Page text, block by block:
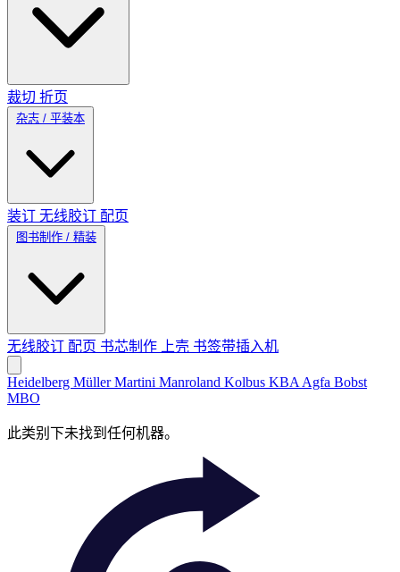
裁切 折页
杂志 / 平装本
装订 无线胶订 配页
图书制作 / 精装
无线胶订 配页 书芯制作 上壳 书签带插入机
Heidelberg Müller Martini Manroland Kolbus KBA Agfa Bobst
MBO
此类别下未找到任何机器。